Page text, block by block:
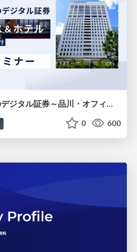
三井物産グループのデジタル証券～品川・オフィス＆ホテル～徹底解説セミナー
0 600